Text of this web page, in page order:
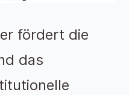
fördert die
das